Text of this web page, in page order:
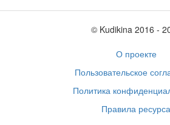
© Kudikina 2016 ‐
О проекте
Пользовательское
Политика
Правила ресурса